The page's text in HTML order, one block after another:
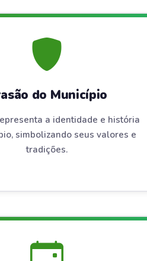
do Município
a identidade e história
simbolizando seus valores e
tradições.